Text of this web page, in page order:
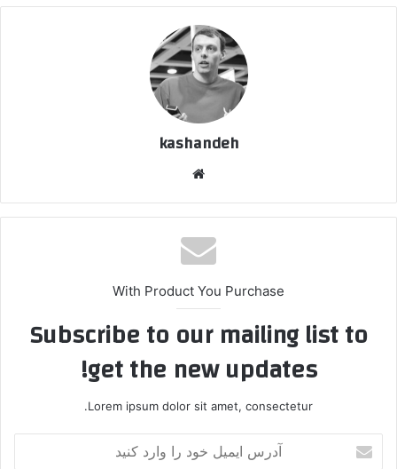
kashandeh
With Product You Purchase
Subscribe to our mailing list to
get the new updates!
Lorem ipsum dolor sit amet, consectetur.
ایمیل